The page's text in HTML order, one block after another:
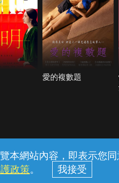
本網站內容，即表示您
政策。
愛的複數題
隱私權保護
：96979949) © 2026